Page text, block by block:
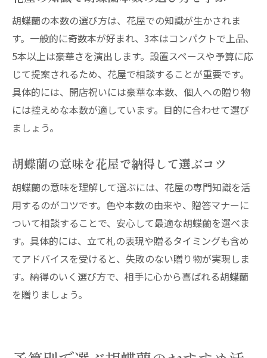
胡蝶蘭の本数の選び方は、花屋での知識が生かされま
す。一般的に奇数本が好まれ、3本はコンパクトで上品、
5本以上は豪華さを演出します。設置スペースや予算に応
じて提案されるため、花屋で相談することが重要です。
具体的には、開店祝いには豪華な本数、個人への贈り物
には控えめな本数が適しています。目的に合わせて選び
ましょう。
胡蝶蘭の意味を花屋で納得して選ぶコツ
胡蝶蘭の意味を理解して選ぶには、花屋の専門知識を活
用するのがコツです。色や本数の由来や、贈答マナーに
ついて相談することで、安心して最適な胡蝶蘭を選べま
す。具体的には、立て札の表現や贈るタイミングも含め
てアドバイスを受けると、失敗のない贈り物が実現しま
す。納得のいく選び方で、相手に心から喜ばれる胡蝶蘭
を贈りましょう。